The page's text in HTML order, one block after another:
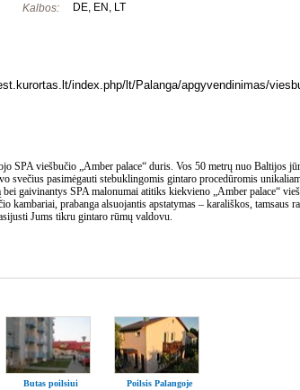
Kalbos:
DE, EN, LT
index.php/lt/Palanga/apgyvendinimas/
SPA viešbučio „Amber palace“ duris. Vos 50 metrų nuo Baltijos
svečius pasimėgauti stebuklingomis gintaro procedūromis
gaivinantys SPA malonumai atitiks kiekvieno „Amber palace“
prabanga alsuojantis apstatymas – karališkos, tamsaus
Jums tikru gintaro rūmų valdovu.
Butas poilsiui Poilsis Palangoje